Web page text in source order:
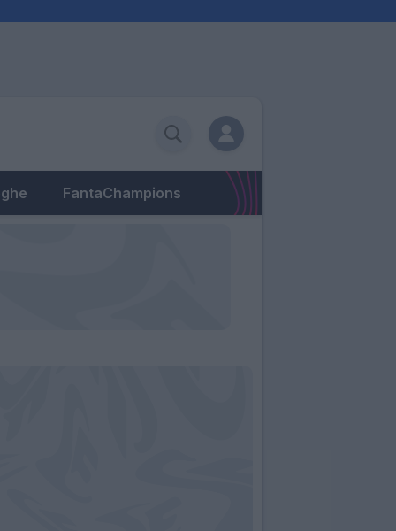
FantaChampions